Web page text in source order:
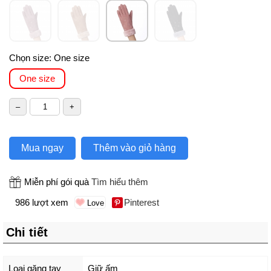
Chọn size: One size
One size
Mua ngay Thêm vào giỏ hàng
Miễn phí gói quà Tìm hiểu thêm
986 lượt xem
Pinterest
Chi tiết
Loại găng tay Giữ ấm